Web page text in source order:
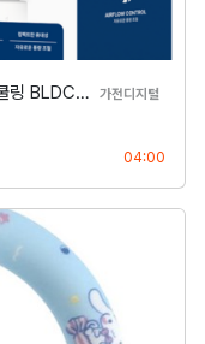
링 BLDC… 가전디지털
04:00